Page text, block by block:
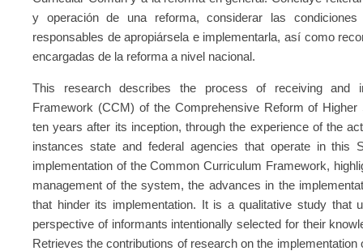
y operación de una reforma, considerar las
responsables de apropiársela e implementarla, así como
encargadas de la reforma a nivel nacional.
This research describes the process of receiving and
Framework (CCM) of the Comprehensive Reform of
ten years after its inception, through the experience of the
instances state and federal agencies that operate in
implementation of the Common Curriculum Framework,
management of the system, the advances in the
that hinder its implementation. It is a qualitative study that
perspective of informants intentionally selected for their
Retrieves the contributions of research on the